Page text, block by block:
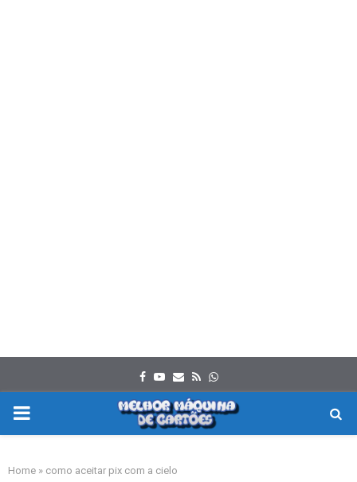
Facebook
Youtube
Email
RssWhatsapp
PRIMARY
Home » como aceitar pix com a cielo